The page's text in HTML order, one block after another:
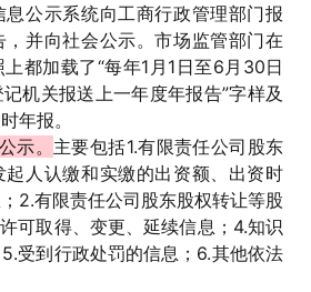
息公示系统向工商行政管理部门报
并向社会公示。市场监管部门在
都加载了“每年1月1日至6月30日
机关报送上一年度年报告”字样及
年报。
示。 主要包括1.有限责任公司股东
人认缴和实缴的出资额、出资时
2.有限责任公司股东股权转让等股
可取得、变更、延续信息；4.知识
受到行政处罚的信息；6.其他依法